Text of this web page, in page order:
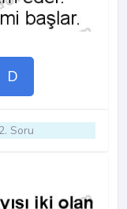
D
Soru